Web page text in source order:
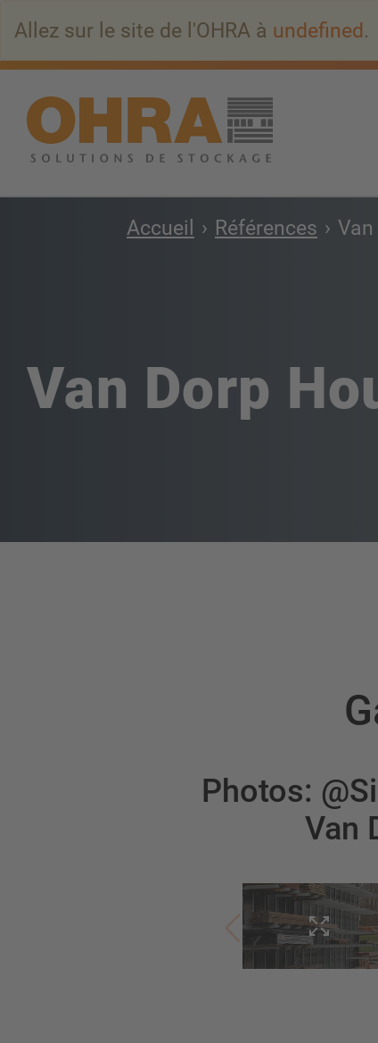
principal
Allez sur le site de l'OHRA à undefined.
Accueil Références
Van Dorp
Photos:
Van